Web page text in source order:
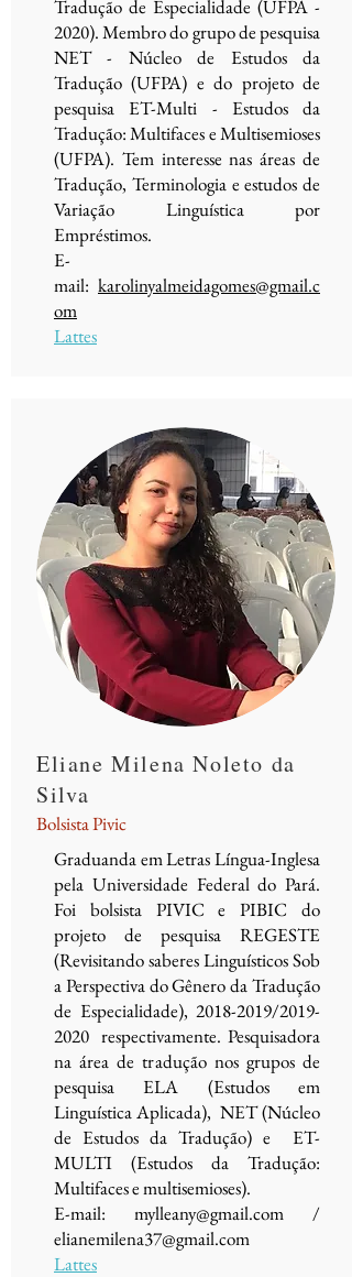
Tradução de Especialidade (UFPA -
2020). Membro do grupo de pesquisa
NET - Núcleo de Estudos da
Tradução (UFPA) e do projeto de
pesquisa ET-Multi - Estudos da
Tradução: Multifaces e Multisemioses
(UFPA). Tem interesse nas áreas de
Tradução, Terminologia e estudos de
Variação Linguística por
Empréstimos.
E-
mail: karolinyalmeidagomes@gmail.c
om
Lattes
Eliane Milena Noleto da
Silva
Bolsista Pivic
Graduanda em Letras Língua-Inglesa
pela Universidade Federal do Pará.
Foi bolsista PIVIC e PIBIC do
projeto de pesquisa REGESTE
(Revisitando saberes Linguísticos Sob
a Perspectiva do Gênero da Tradução
de Especialidade), 2018-2019/2019-
2020 respectivamente. Pesquisadora
na área de tradução nos grupos de
pesquisa ELA (Estudos em
Linguística Aplicada), NET (Núcleo
de Estudos da Tradução) e ET-
MULTI (Estudos da Tradução:
Multifaces e multisemioses).
E-mail: mylleany@gmail.com /
elianemilena37@gmail.com
Lattes